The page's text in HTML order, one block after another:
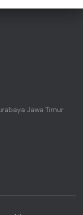
Jawa Timur